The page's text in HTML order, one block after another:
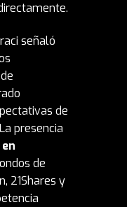
señaló
de
presencia
de
21Shares y